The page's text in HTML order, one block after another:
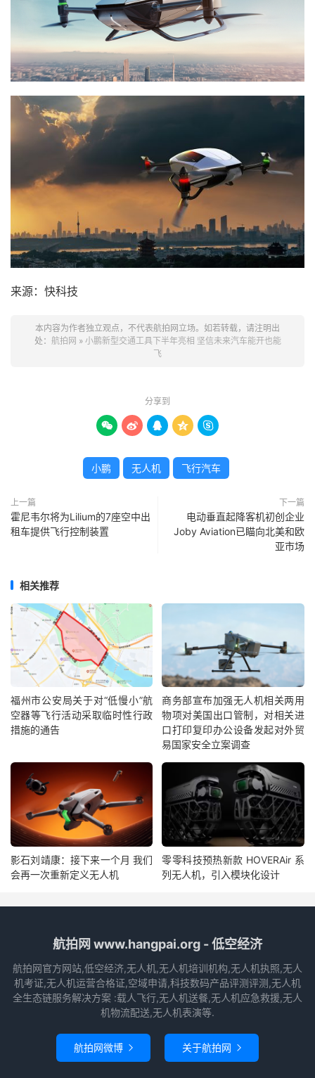
来源：快科技
本内容为作者独立观点，不代表航拍网立场。如若转载，请注明出
处： 航拍网 » 小鹏新型交通工具下半年亮相 坚信未来汽车能开也能
飞
分享到
    
小鹏 无人机 飞行汽车
上一篇
霍尼韦尔将为Lilium的7座空中出
租车提供飞行控制装置
下一篇
电动垂直起降客机初创企业
Joby Aviation已瞄向北美和欧
亚市场
相关推荐
福州市公安局关于对“低慢小”航
空器等飞行活动采取临时性行政
措施的通告
商务部宣布加强无人机相关两用
物项对美国出口管制，对相关进
口打印复印办公设备发起对外贸
易国家安全立案调查
影石刘靖康：接下来一个月 我们
会再一次重新定义无人机
零零科技预热新款 HOVERAir 系
列无人机，引入模块化设计
航拍网 www.hangpai.org - 低空经济
航拍网官方网站,低空经济,无人机,无人机培训机构,无人机执照,无人
机考证,无人机运营合格证,空域申请,科技数码产品评测评测,无人机
全生态链服务解决方案 :载人飞行,无人机送餐,无人机应急救援,无人
机物流配送,无人机表演等.
航拍网微博  关于航拍网 